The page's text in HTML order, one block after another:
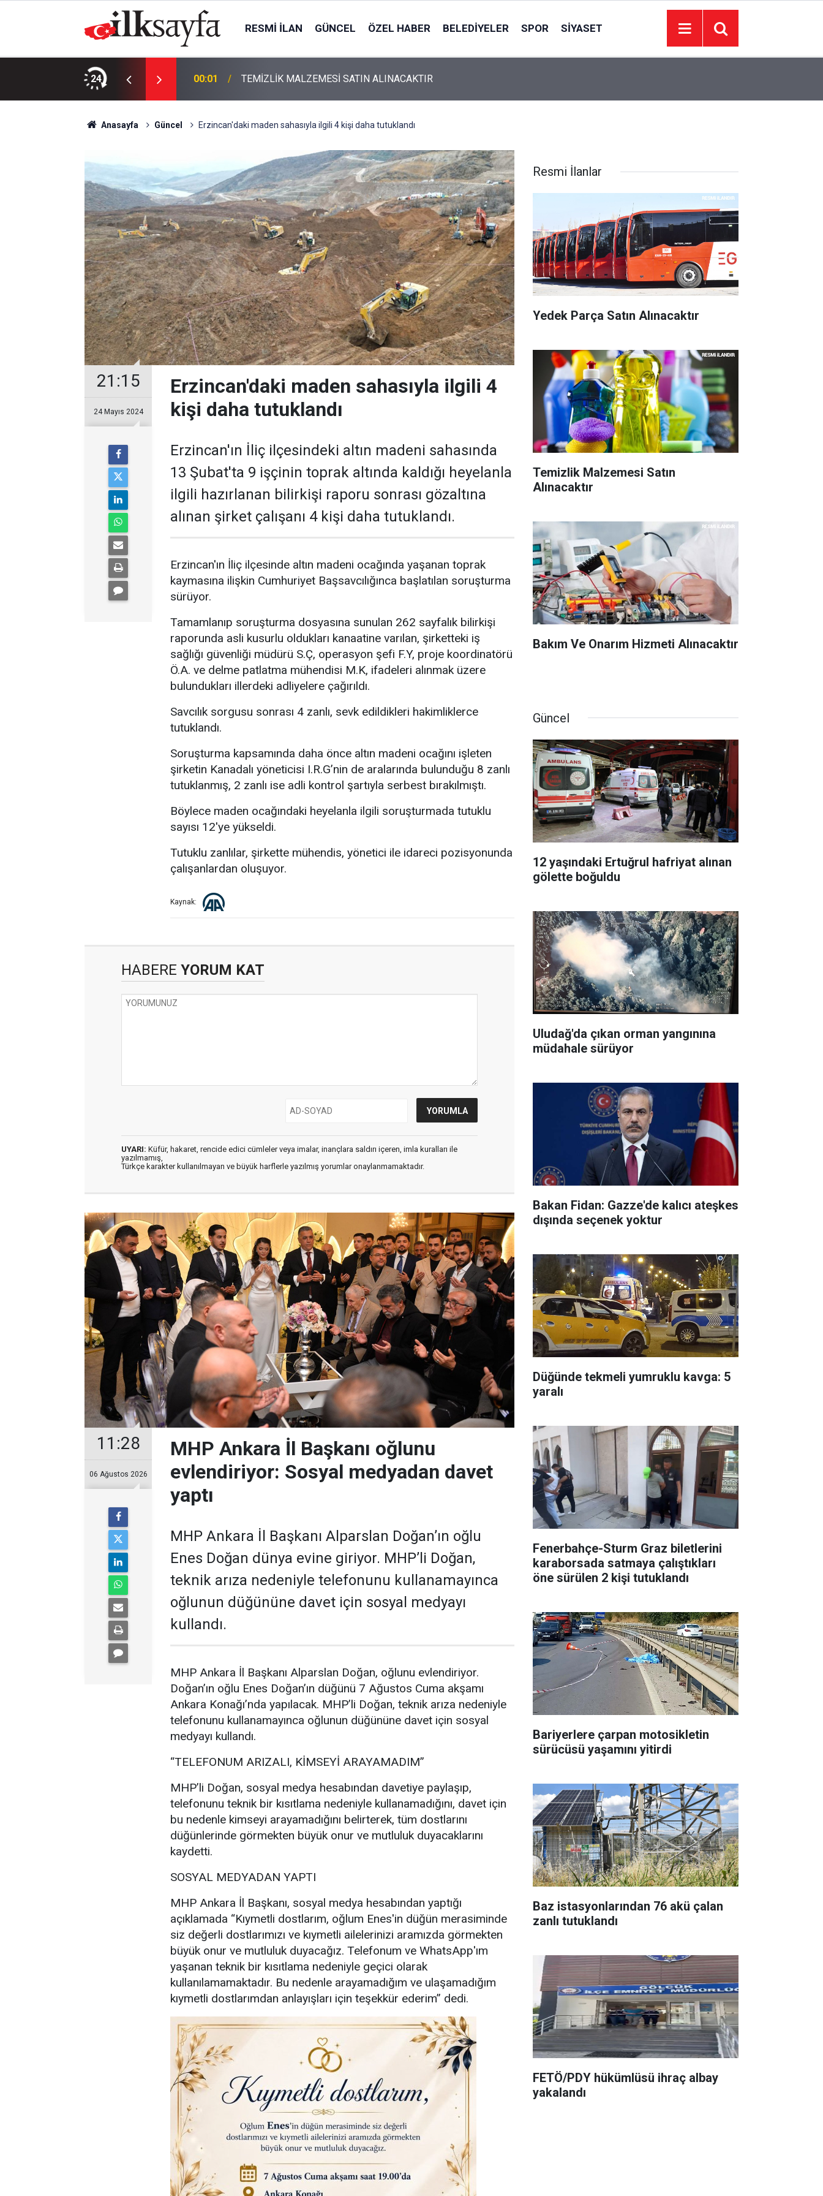
RESMI İLAN GÜNCEL ÖZEL HABER BELEDIYELER SPOR SIYASET
24 00:01 TEMİZLİK MALZEMESİ SATIN ALINACAKTIR
Anasayfa Güncel Erzincan'daki maden sahasıyla ilgili 4 kişi daha tutuklandı
21:15
24 Mayıs 2024
Erzincan'daki maden sahasıyla ilgili 4
kişi daha tutuklandı
Erzincan'ın İliç ilçesindeki altın madeni sahasında
13 Şubat'ta 9 işçinin toprak altında kaldığı heyelanla
ilgili hazırlanan bilirkişi raporu sonrası gözaltına
alınan şirket çalışanı 4 kişi daha tutuklandı.
Erzincan'ın İliç ilçesinde altın madeni ocağında yaşanan toprak
kaymasına ilişkin Cumhuriyet Başsavcılığınca başlatılan soruşturma
sürüyor.
Tamamlanıp soruşturma dosyasına sunulan 262 sayfalık bilirkişi
raporunda asli kusurlu oldukları kanaatine varılan, şirketteki iş
sağlığı güvenliği müdürü S.Ç, operasyon şefi F.Y, proje koordinatörü
Ö.A. ve delme patlatma mühendisi M.K, ifadeleri alınmak üzere
bulundukları illerdeki adliyelere çağırıldı.
Savcılık sorgusu sonrası 4 zanlı, sevk edildikleri hakimliklerce
tutuklandı.
Soruşturma kapsamında daha önce altın madeni ocağını işleten
şirketin Kanadalı yöneticisi I.R.G’nin de aralarında bulunduğu 8 zanlı
tutuklanmış, 2 zanlı ise adli kontrol şartıyla serbest bırakılmıştı.
Böylece maden ocağındaki heyelanla ilgili soruşturmada tutuklu
sayısı 12'ye yükseldi.
Tutuklu zanlılar, şirkette mühendis, yönetici ile idareci pozisyonunda
çalışanlardan oluşuyor.
Kaynak:
HABERE YORUM KAT
UYARI: Küfür, hakaret, rencide edici cümleler veya imalar, inançlara saldırı içeren, imla kuralları ile
yazılmamış,
Türkçe karakter kullanılmayan ve büyük harflerle yazılmış yorumlar onaylanmamaktadır.
11:28
06 Ağustos 2026
MHP Ankara İl Başkanı oğlunu
evlendiriyor: Sosyal medyadan davet
yaptı
MHP Ankara İl Başkanı Alparslan Doğan’ın oğlu
Enes Doğan dünya evine giriyor. MHP’li Doğan,
teknik arıza nedeniyle telefonunu kullanamayınca
oğlunun düğününe davet için sosyal medyayı
kullandı.
MHP Ankara İl Başkanı Alparslan Doğan, oğlunu evlendiriyor.
Doğan’ın oğlu Enes Doğan’ın düğünü 7 Ağustos Cuma akşamı
Ankara Konağı’nda yapılacak. MHP’li Doğan, teknik arıza nedeniyle
telefonunu kullanamayınca oğlunun düğününe davet için sosyal
medyayı kullandı.
“TELEFONUM ARIZALI, KİMSEYİ ARAYAMADIM”
MHP’li Doğan, sosyal medya hesabından davetiye paylaşıp,
telefonunu teknik bir kısıtlama nedeniyle kullanamadığını, davet için
bu nedenle kimseyi arayamadığını belirterek, tüm dostlarını
düğünlerinde görmekten büyük onur ve mutluluk duyacaklarını
kaydetti.
SOSYAL MEDYADAN YAPTI
MHP Ankara İl Başkanı, sosyal medya hesabından yaptığı
açıklamada “Kıymetli dostlarım, oğlum Enes'in düğün merasiminde
siz değerli dostlarımızı ve kıymetli ailelerinizi aramızda görmekten
büyük onur ve mutluluk duyacağız. Telefonum ve WhatsApp'ım
yaşanan teknik bir kısıtlama nedeniyle geçici olarak
kullanılamamaktadır. Bu nedenle arayamadığım ve ulaşamadığım
kıymetli dostlarımdan anlayışları için teşekkür ederim” dedi.
Resmi İlanlar
Yedek Parça Satın Alınacaktır
Temizlik Malzemesi Satın
Alınacaktır
Bakım Ve Onarım Hizmeti Alınacaktır
Güncel
12 yaşındaki Ertuğrul hafriyat alınan
gölette boğuldu
Uludağ'da çıkan orman yangınına
müdahale sürüyor
Bakan Fidan: Gazze'de kalıcı ateşkes
dışında seçenek yoktur
Düğünde tekmeli yumruklu kavga: 5
yaralı
Fenerbahçe-Sturm Graz biletlerini
karaborsada satmaya çalıştıkları
öne sürülen 2 kişi tutuklandı
Bariyerlere çarpan motosikletin
sürücüsü yaşamını yitirdi
Baz istasyonlarından 76 akü çalan
zanlı tutuklandı
FETÖ/PDY hükümlüsü ihraç albay
yakalandı